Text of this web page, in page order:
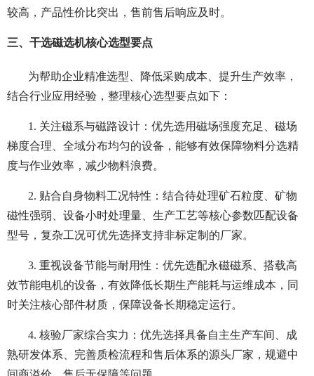
较高，产品性价比突出，售前售后响应及时。
三、干选磁选机核心选型要点
为帮助企业精准选型、降低采购成本、提升生产效率，
结合行业应用经验，整理核心选型要点如下：
1. 关注磁系与磁路设计：优先选用磁场强度充足、磁场
梯度合理、全域分布均匀的设备，能够有效保障物料分选精
度与作业效率，减少物料浪费。
2. 贴合自身物料工况特性：结合待处理矿石粒度、矿物
磁性强弱、设备小时处理量、生产工艺等核心参数匹配设备
型号，复杂工况可优先选择支持非标定制的厂家。
3. 重视设备节能与耐用性：优先选配永磁磁系、搭载高
效节能电机的设备，有效降低长期生产能耗与运维成本，同
时关注核心部件材质，保障设备长期稳定运行。
4. 核验厂家综合实力：优先选择具备自主生产车间、成
熟研发体系、完善质检流程和售后体系的源头厂家，规避中